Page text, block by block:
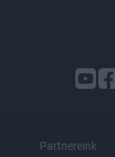
Partnereink